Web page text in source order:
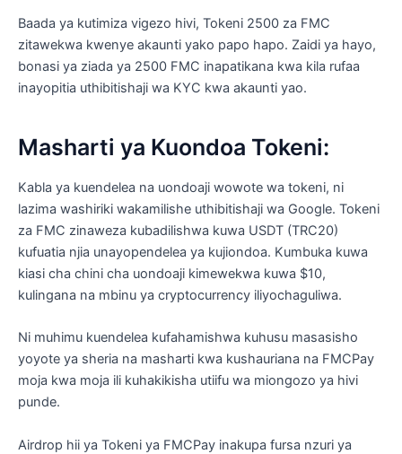
Baada ya kutimiza vigezo hivi, Tokeni 2500 za FMC
zitawekwa kwenye akaunti yako papo hapo. Zaidi ya hayo,
bonasi ya ziada ya 2500 FMC inapatikana kwa kila rufaa
inayopitia uthibitishaji wa KYC kwa akaunti yao.
Masharti ya Kuondoa Tokeni:
Kabla ya kuendelea na uondoaji wowote wa tokeni, ni
lazima washiriki wakamilishe uthibitishaji wa Google. Tokeni
za FMC zinaweza kubadilishwa kuwa USDT (TRC20)
kufuatia njia unayopendelea ya kujiondoa. Kumbuka kuwa
kiasi cha chini cha uondoaji kimewekwa kuwa $10,
kulingana na mbinu ya cryptocurrency iliyochaguliwa.
Ni muhimu kuendelea kufahamishwa kuhusu masasisho
yoyote ya sheria na masharti kwa kushauriana na FMCPay
moja kwa moja ili kuhakikisha utiifu wa miongozo ya hivi
punde.
Airdrop hii ya Tokeni ya FMCPay inakupa fursa nzuri ya